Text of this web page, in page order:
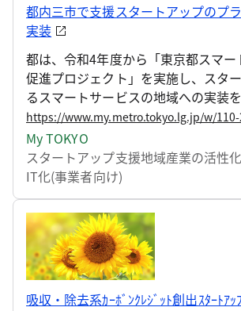
都内三市で支援スタートアップのプ
実装
都は、令和4年度から「東京都スマ
促進プロジェクト」を実施し、スタ
るスマートサービスの地域への実装
す。
My TOKYO
スタートアップ支援地域産業の活性
IT化(事業者向け)
吸収・除去系ｶｰﾎﾞﾝｸﾚｼﾞｯﾄ創出ｽﾀｰﾄｱｯ